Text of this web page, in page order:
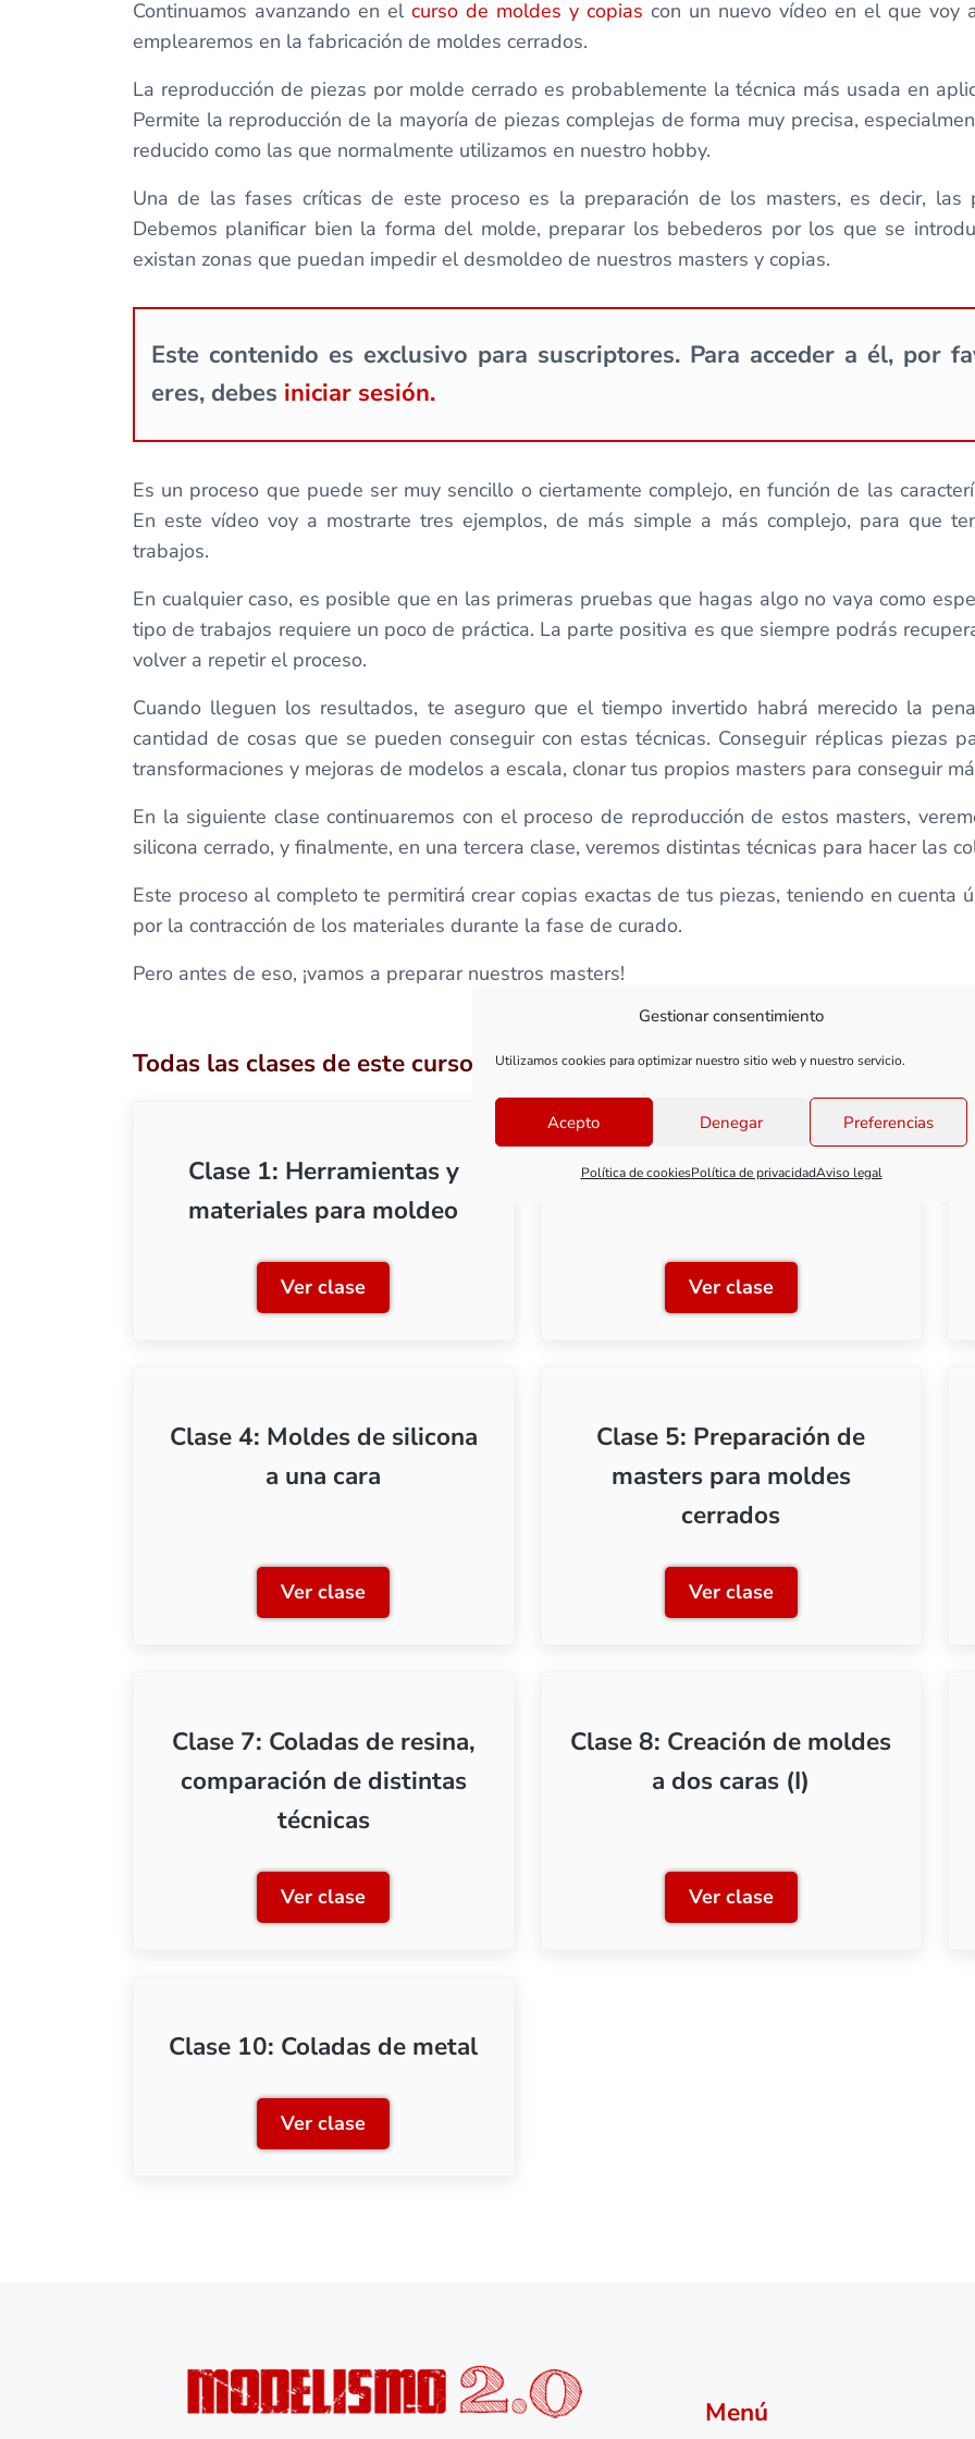
Gestionar consentimiento
Utilizamos cookies para optimizar nuestro sitio web y nuestro servicio.
Acepto Denegar Preferencias
Política de cookiesPolítica de privacidadAviso legal
Continuamos avanzando en el curso de moldes y copias con un nuevo vídeo en el que voy
emplearemos en la fabricación de moldes cerrados.
La reproducción de piezas por molde cerrado es probablemente la técnica más usada en
Permite la reproducción de la mayoría de piezas complejas de forma muy precisa,
reducido como las que normalmente utilizamos en nuestro hobby.
Una de las fases críticas de este proceso es la preparación de los masters, es decir, las
Debemos planificar bien la forma del molde, preparar los bebederos por los que se
existan zonas que puedan impedir el desmoldeo de nuestros masters y copias.
Este contenido es exclusivo para suscriptores. Para acceder a él, por
eres, debes iniciar sesión.
Es un proceso que puede ser muy sencillo o ciertamente complejo, en función de las
En este vídeo voy a mostrarte tres ejemplos, de más simple a más complejo, para que
trabajos.
En cualquier caso, es posible que en las primeras pruebas que hagas algo no vaya como
tipo de trabajos requiere un poco de práctica. La parte positiva es que siempre podrás
volver a repetir el proceso.
Cuando lleguen los resultados, te aseguro que el tiempo invertido habrá merecido la
cantidad de cosas que se pueden conseguir con estas técnicas. Conseguir réplicas piezas
transformaciones y mejoras de modelos a escala, clonar tus propios masters para conseguir
En la siguiente clase continuaremos con el proceso de reproducción de estos masters,
silicona cerrado, y finalmente, en una tercera clase, veremos distintas técnicas para hacer las
Este proceso al completo te permitirá crear copias exactas de tus piezas, teniendo en cuenta
por la contracción de los materiales durante la fase de curado.
Pero antes de eso, ¡vamos a preparar nuestros masters!
Todas las clases de este curso
Clase 1: Herramientas y
materiales para moldeo
Ver claseClase 1: Herramientas y materiales para moldeo
Clase 2: Moldes de látex
Ver claseClase 2: Moldes de látex
Clase 4: Moldes de silicona
a una cara
Ver claseClase 4: Moldes de silicona a una cara
Clase 5: Preparación de
masters para moldes
cerrados
Ver claseClase 5: Preparación de
Clase 7: Coladas de resina,
comparación de distintas
técnicas
Ver claseClase 7: Coladas de resina, comparación de distintas técnicas
Clase 8: Creación de moldes
a dos caras (I)
Ver claseClase 8: Creación de
Clase 10: Coladas de metal
Ver claseClase 10: Coladas de metal
Menú